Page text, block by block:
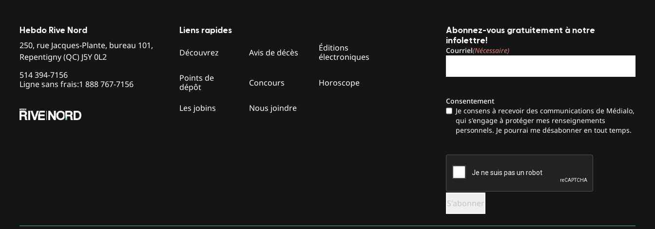
Hebdo Rive Nord
250, rue Jacques-Plante, bureau 101,
Repentigny (QC) J5Y 0L2
514 394-7156
Ligne sans frais:1 888 767-7156
Liens rapides
Découvrez Avis de décès
Éditions
électroniques
Points de
dépôt
Concours Horoscope
Les jobins Nous joindre
Abonnez-vous gratuitement à notre
infolettre!
Courriel(Nécessaire)
Consentement
Je consens à recevoir des communications de Médialo,
qui s'engage à protéger mes renseignements
personnels. Je pourrai me désabonner en tout temps.